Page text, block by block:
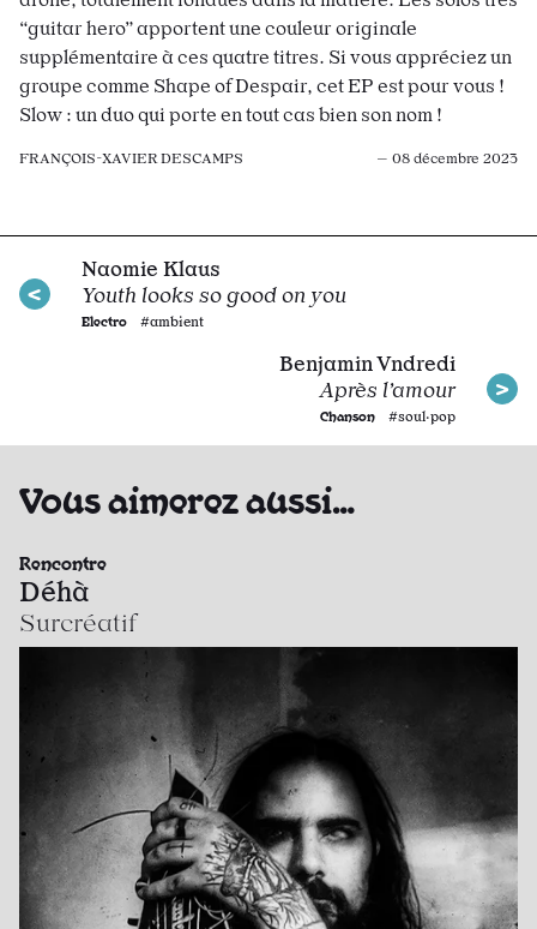
“guitar hero” apportent une couleur originale
supplémentaire à ces quatre titres. Si vous appréciez un
groupe comme Shape of Despair, cet EP est pour vous !
Slow : un duo qui porte en tout cas bien son nom !
FRANÇOIS-XAVIER DESCAMPS — 08 décembre 2023
Naomie Klaus
Youth looks so good on you
Electro #ambient
Benjamin Vndredi
Après l’amour
Chanson #soul·pop
Vous aimerez aussi…
Rencontre
Déhà
Surcréatif